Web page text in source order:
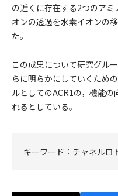
の近くに存在する2つのア
オンの透過を水素イオンの
た。
この成果について研究グル
らに明らかにしていくため
ルとしてのACR1の，機能
れるとしている。
キーワード： チャネルロ